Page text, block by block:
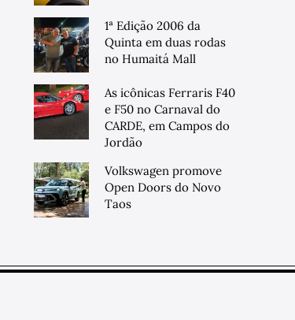
1ª Edição 2006 da
Quinta em duas rodas
no Humaitá Mall
As icônicas Ferraris F40
e F50 no Carnaval do
CARDE, em Campos do
Jordão
Volkswagen promove
Open Doors do Novo
Taos